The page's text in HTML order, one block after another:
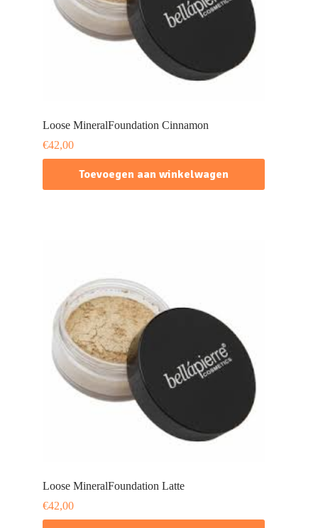
Loose MineralFoundation Cinnamon
€42,00
Toevoegen aan winkelwagen
Loose MineralFoundation Latte
€42,00